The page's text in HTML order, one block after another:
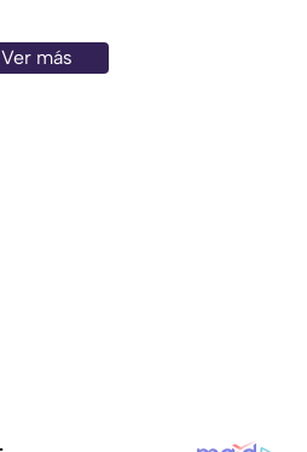
infraestructuras de varias
ciudades del oeste y centro
Ver más